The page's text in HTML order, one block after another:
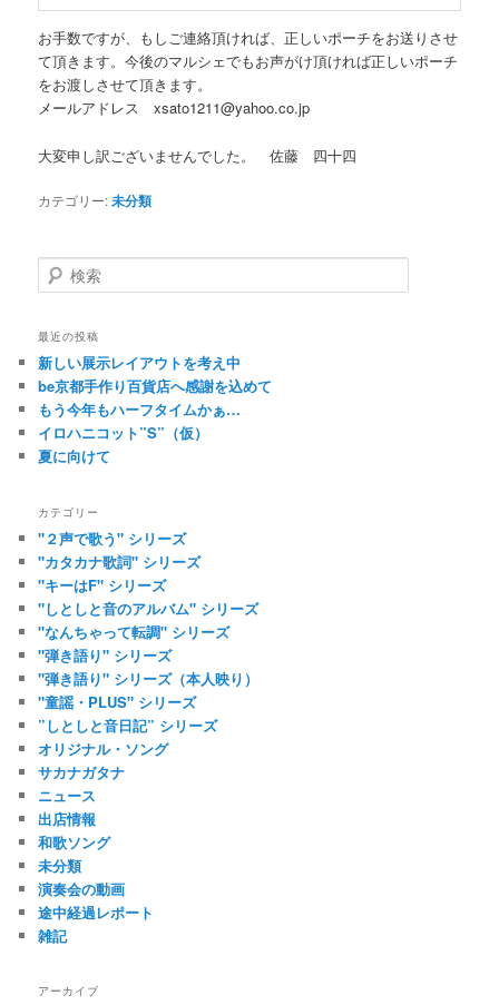
お手数ですが、もしご連絡頂ければ、正しいポーチをお送りさせ
て頂きます。今後のマルシェでもお声がけ頂ければ正しいポーチ
をお渡しさせて頂きます。
メールアドレス xsato1211@yahoo.co.jp
大変申し訳ございませんでした。 佐藤 四十四
カテゴリー:未分類
検
索
最近の投稿
新しい展示レイアウトを考え中
be京都手作り百貨店へ感謝を込めて
もう今年もハーフタイムかぁ…
イロハニコット”S”（仮）
夏に向けて
カテゴリー
"２声で歌う" シリーズ
"カタカナ歌詞" シリーズ
"キーはF" シリーズ
"しとしと音のアルバム" シリーズ
"なんちゃって転調" シリーズ
"弾き語り" シリーズ
"弾き語り" シリーズ（本人映り）
"童謡・PLUS" シリーズ
”しとしと音日記” シリーズ
オリジナル・ソング
サカナガタナ
ニュース
出店情報
和歌ソング
未分類
演奏会の動画
途中経過レポート
雑記
アーカイブ